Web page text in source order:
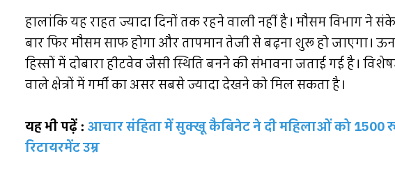
हालांकि यह राहत ज्यादा दिनों तक रहने वाली नहीं है। मौसम विभाग ने
बार फिर मौसम साफ होगा और तापमान तेजी से बढ़ना शुरू हो जाएगा।
हिस्सों में दोबारा हीटवेव जैसी स्थिति बनने की संभावना जताई गई है।
वाले क्षेत्रों में गर्मी का असर सबसे ज्यादा देखने को मिल सकता है।
यह भी पढ़ें : आचार संहिता में सुक्खू कैबिनेट ने दी महिलाओं को 1500
रिटायरमेंट उम्र